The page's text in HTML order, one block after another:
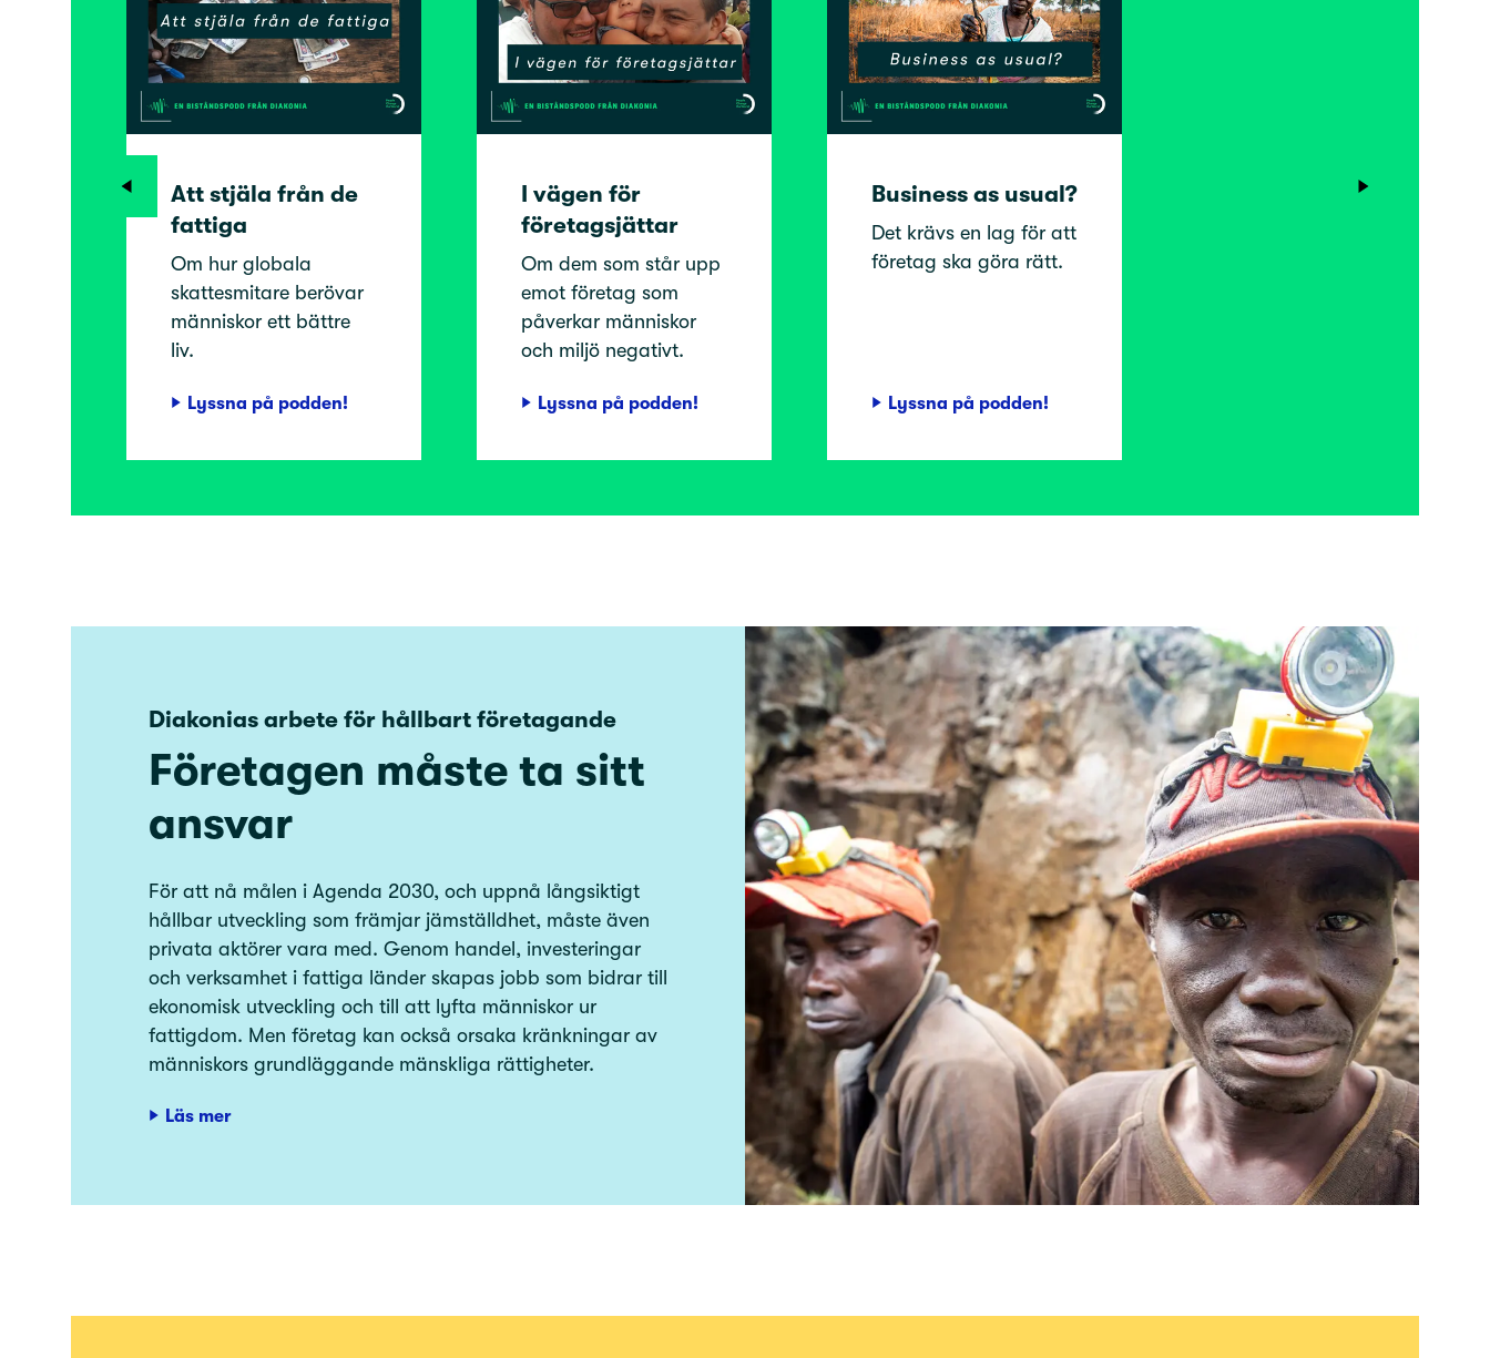
Att stjäla från de
fattiga
Om hur globala
skattesmitare berövar
människor ett bättre
liv.
Lyssna på podden!
I vägen för
företagsjättar
Om dem som står upp
emot företag som
påverkar människor
och miljö negativt.
Lyssna på podden!
Business as usual?
Det krävs en lag för att
företag ska göra rätt.
Lyssna på podden!
Diakonias arbete för hållbart företagande
Företagen måste ta sitt
ansvar
För att nå målen i Agenda 2030, och uppnå långsiktigt
hållbar utveckling som främjar jämställdhet, måste även
privata aktörer vara med. Genom handel, investeringar
och verksamhet i fattiga länder skapas jobb som bidrar till
ekonomisk utveckling och till att lyfta människor ur
fattigdom. Men företag kan också orsaka kränkningar av
människors grundläggande mänskliga rättigheter.
Läs mer